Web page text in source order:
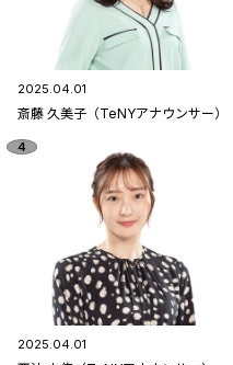
2025.04.01
斎藤 久美子（TeNYアナウンサー）
2025.04.01